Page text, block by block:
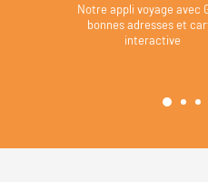
Notre appli voyage avec
bonnes adresses et
interactive